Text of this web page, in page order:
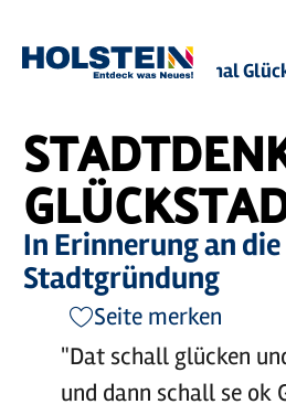
Sie
Startseite Stadtdenkmal
In Erinnerung an die
Stadtgründung
Seite merken
"Dat schall glücken
und dann schall se ok